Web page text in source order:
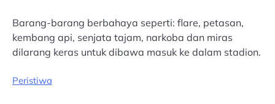
Barang-barang berbahaya seperti: flare, petasan,
kembang api, senjata tajam, narkoba dan miras
dilarang keras untuk dibawa masuk ke dalam stadion.
Peristiwa